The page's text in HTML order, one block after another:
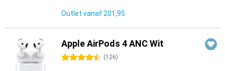
Outlet vanaf 201,95
Apple AirPods 4 ANC Wit
4.5 sterren (126)